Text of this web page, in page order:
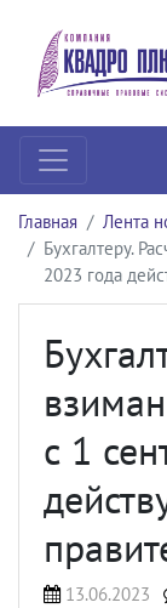
Главная
Лента
Бухгалтеру.
2023 года
с 1
13.06.2023